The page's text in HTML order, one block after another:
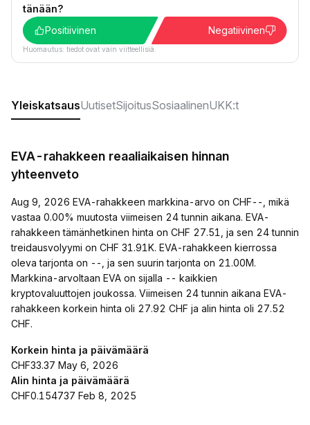
tänään?
Positiivinen
Negatiivinen
Huomautus: tiedot ovat vain viitteellisiä.
YleiskatsausUutisetSijoitusSosiaalinenUKK:t
EVA-rahakkeen reaaliaikaisen hinnan
yhteenveto
Aug 9, 2026 EVA-rahakkeen markkina-arvo on CHF--, mikä
vastaa 0.00% muutosta viimeisen 24 tunnin aikana. EVA-
rahakkeen tämänhetkinen hinta on CHF 27.51, ja sen 24 tunnin
treidausvolyymi on CHF 31.91K. EVA-rahakkeen kierrossa
oleva tarjonta on --, ja sen suurin tarjonta on 21.00M.
Markkina-arvoltaan EVA on sijalla -- kaikkien
kryptovaluuttojen joukossa. Viimeisen 24 tunnin aikana EVA-
rahakkeen korkein hinta oli 27.92 CHF ja alin hinta oli 27.52
CHF.
Korkein hinta ja päivämäärä
CHF33.37 May 6, 2026
Alin hinta ja päivämäärä
CHF0.154737 Feb 8, 2025